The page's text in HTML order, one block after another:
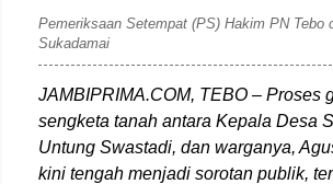
Pemeriksaan Setempat (PS) Hakim PN Tebo
Sukadamai
JAMBIPRIMA.COM, TEBO – Proses
sengketa tanah antara Kepala Desa
Untung Swastadi, dan warganya,
kini tengah menjadi sorotan publik,